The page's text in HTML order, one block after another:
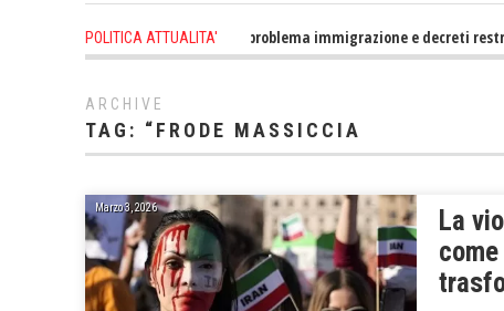
POLITICA ATTUALITA'
13 hours ago - Altro che problema immigrazione e decreti
ARCHIVE
TAG: “FRODE MASSICCIA
Marzo 3, 2026
La